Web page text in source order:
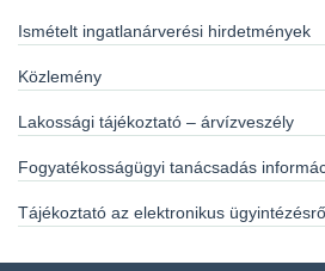
Ismételt ingatlanárverési hirdetmények
Közlemény
Lakossági tájékoztató – árvízveszély
Fogyatékosságügyi tanácsadás
Tájékoztató az elektronikus